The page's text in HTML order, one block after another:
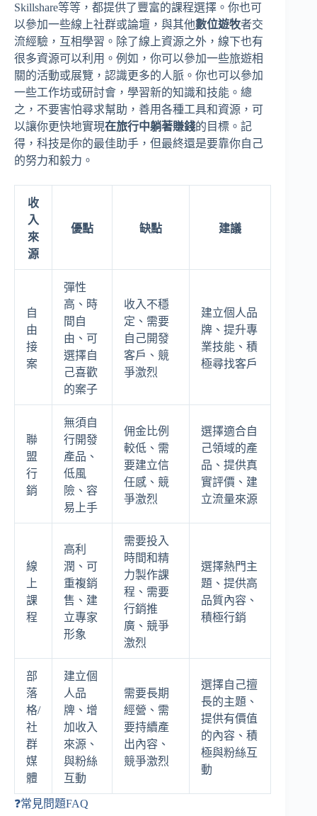
Skillshare等等，都提供了豐富的課程選擇。你也可
以參加一些線上社群或論壇，與其他數位遊牧者交
流經驗，互相學習。除了線上資源之外，線下也有
很多資源可以利用。例如，你可以參加一些旅遊相
關的活動或展覽，認識更多的人脈。你也可以參加
一些工作坊或研討會，學習新的知識和技能。總
之，不要害怕尋求幫助，善用各種工具和資源，可
以讓你更快地實現在旅行中躺著賺錢的目標。記
得，科技是你的最佳助手，但最終還是要靠你自己
的努力和毅力。
收
入
來
源
優點 缺點 建議
自
由
接
案
彈性
高、時
間自
由、可
選擇自
己喜歡
的案子
收入不穩
定、需要
自己開發
客戶、競
爭激烈
建立個人品
牌、提升專
業技能、積
極尋找客戶
聯
盟
行
銷
無須自
行開發
產品、
低風
險、容
易上手
佣金比例
較低、需
要建立信
任感、競
爭激烈
選擇適合自
己領域的產
品、提供真
實評價、建
立流量來源
線
上
課
程
高利
潤、可
重複銷
售、建
立專家
形象
需要投入
時間和精
力製作課
程、需要
行銷推
廣、競爭
激烈
選擇熱門主
題、提供高
品質內容、
積極行銷
部
落
格/
社
群
媒
體
建立個
人品
牌、增
加收入
來源、
與粉絲
互動
需要長期
經營、需
要持續產
出內容、
競爭激烈
選擇自己擅
長的主題、
提供有價值
的內容、積
極與粉絲互
動
❓常見問題FAQ